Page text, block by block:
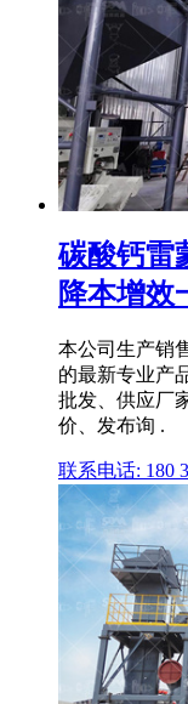
碳酸钙雷
降本增效
本公司生产销
的最新专业产
批发、供应厂
价、发布询 .
联系电话: 180